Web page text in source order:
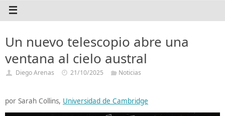
Un nuevo telescopio abre una
ventana al cielo austral
Diego Arenas 21/10/2025 Noticias
por Sarah Collins, Universidad de Cambridge